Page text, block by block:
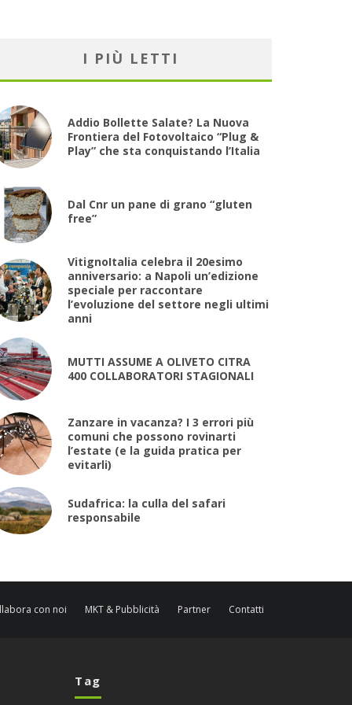
I PIÙ LETTI
Addio Bollette Salate? La Nuova
Frontiera del Fotovoltaico “Plug &
Play” che sta conquistando l’Italia
Dal Cnr un pane di grano “gluten
free”
VitignoItalia celebra il 20esimo
anniversario: a Napoli un’edizione
speciale per raccontare
l’evoluzione del settore negli ultimi
anni
MUTTI ASSUME A OLIVETO CITRA
400 COLLABORATORI STAGIONALI
Zanzare in vacanza? I 3 errori più
comuni che possono rovinarti
l’estate (e la guida pratica per
evitarli)
Sudafrica: la culla del safari
responsabile
con noi MKT & Pubblicità Partner Contatti
Tag